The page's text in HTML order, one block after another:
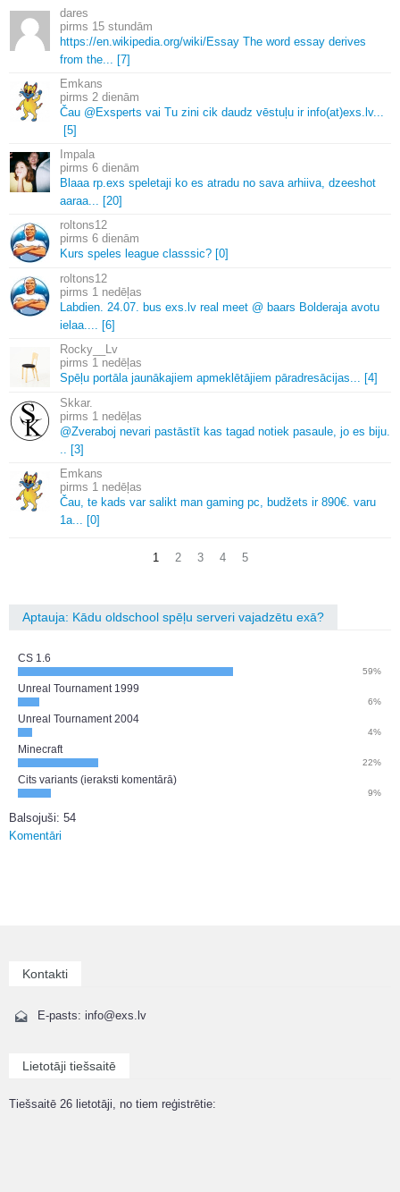
dares
15 stundām
https://en. wikipedia. org/wiki/Essay The word essay derives
from the.
[7]
Emkans
2 dienām
Čau @Exsperts vai Tu zini cik daudz vēstuļu ir info(at)exs. lv.
[5]
Impala
6 dienām
Blaaa rp. exs speletaji ko es atradu no sava arhiiva, dzeeshot
aaraa.
[20]
roltons12
6 dienām
Kurs speles league classsic? [0]
roltons12
1 nedēļas
Labdien. 24. 07. bus exs. lv real meet @ baars Bolderaja avotu
ielaa.
[6]
Rocky__Lv
1 nedēļas
Spēļu portāla jaunākajiem apmeklētājiem pāradresācijas.
[4]
Skkar.
1 nedēļas
@Zveraboj nevari pastāstīt kas tagad notiek pasaule, jo es biju.
[3]
Emkans
1 nedēļas
Čau, te kads var salikt man gaming pc, budžets ir 890€. varu
1a.
[0]
1 2 3 4 5
Aptauja: Kādu oldschool spēļu serveri vajadzētu exā?
CS 1.6
59%
Unreal Tournament 1999
6%
Unreal Tournament 2004
4%
Minecraft
22%
Cits variants (ieraksti komentārā)
9%
Balsojuši: 54
Komentāri
Kontakti
E-pasts: info@exs.lv
Lietotāji tiešsaitē
Tiešsaitē 26 lietotāji, no tiem reģistrētie: